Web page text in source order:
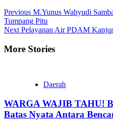
Continue
Reading
Previous M.Yunus Wahyudi
Tumpang Pitu
Next Pelayanan Air PDAM
More Stories
Daerah
WARGA WAJIB TAHU!
Batas Nyata Antara